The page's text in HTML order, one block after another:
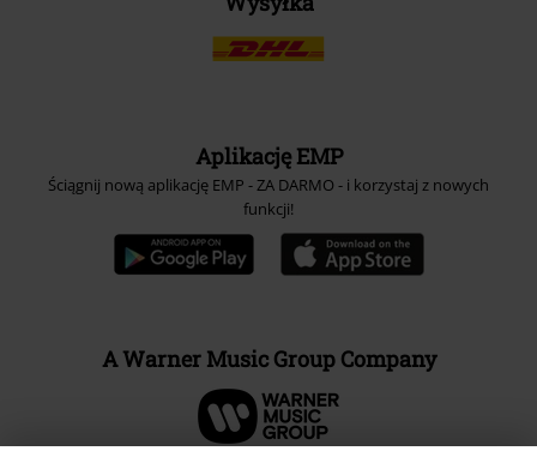
Aplikację EMP
Ściągnij nową aplikację EMP - ZA DARMO - i korzystaj z nowych
funkcji!
A Warner Music Group Company